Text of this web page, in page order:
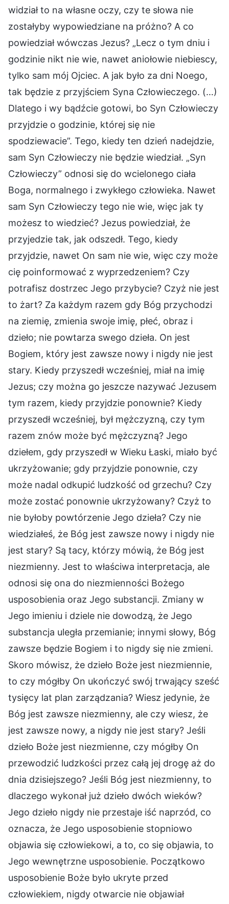
widział to na własne oczy, czy te słowa nie
zostałyby wypowiedziane na próżno? A co
powiedział wówczas Jezus? „Lecz o tym dniu i
godzinie nikt nie wie, nawet aniołowie niebiescy,
tylko sam mój Ojciec. A jak było za dni Noego,
tak będzie z przyjściem Syna Człowieczego. (…)
Dlatego i wy bądźcie gotowi, bo Syn Człowieczy
przyjdzie o godzinie, której się nie
spodziewacie”. Tego, kiedy ten dzień nadejdzie,
sam Syn Człowieczy nie będzie wiedział. „Syn
Człowieczy” odnosi się do wcielonego ciała
Boga, normalnego i zwykłego człowieka. Nawet
sam Syn Człowieczy tego nie wie, więc jak ty
możesz to wiedzieć? Jezus powiedział, że
przyjedzie tak, jak odszedł. Tego, kiedy
przyjdzie, nawet On sam nie wie, więc czy może
cię poinformować z wyprzedzeniem? Czy
potrafisz dostrzec Jego przybycie? Czyż nie jest
to żart? Za każdym razem gdy Bóg przychodzi
na ziemię, zmienia swoje imię, płeć, obraz i
dzieło; nie powtarza swego dzieła. On jest
Bogiem, który jest zawsze nowy i nigdy nie jest
stary. Kiedy przyszedł wcześniej, miał na imię
Jezus; czy można go jeszcze nazywać Jezusem
tym razem, kiedy przyjdzie ponownie? Kiedy
przyszedł wcześniej, był mężczyzną, czy tym
razem znów może być mężczyzną? Jego
dziełem, gdy przyszedł w Wieku Łaski, miało być
ukrzyżowanie; gdy przyjdzie ponownie, czy
może nadal odkupić ludzkość od grzechu? Czy
może zostać ponownie ukrzyżowany? Czyż to
nie byłoby powtórzenie Jego dzieła? Czy nie
wiedziałeś, że Bóg jest zawsze nowy i nigdy nie
jest stary? Są tacy, którzy mówią, że Bóg jest
niezmienny. Jest to właściwa interpretacja, ale
odnosi się ona do niezmienności Bożego
usposobienia oraz Jego substancji. Zmiany w
Jego imieniu i dziele nie dowodzą, że Jego
substancja uległa przemianie; innymi słowy, Bóg
zawsze będzie Bogiem i to nigdy się nie zmieni.
Skoro mówisz, że dzieło Boże jest niezmiennie,
to czy mógłby On ukończyć swój trwający sześć
tysięcy lat plan zarządzania? Wiesz jedynie, że
Bóg jest zawsze niezmienny, ale czy wiesz, że
jest zawsze nowy, a nigdy nie jest stary? Jeśli
dzieło Boże jest niezmienne, czy mógłby On
przewodzić ludzkości przez całą jej drogę aż do
dnia dzisiejszego? Jeśli Bóg jest niezmienny, to
dlaczego wykonał już dzieło dwóch wieków?
Jego dzieło nigdy nie przestaje iść naprzód, co
oznacza, że Jego usposobienie stopniowo
objawia się człowiekowi, a to, co się objawia, to
Jego wewnętrzne usposobienie. Początkowo
usposobienie Boże było ukryte przed
człowiekiem, nigdy otwarcie nie objawiał